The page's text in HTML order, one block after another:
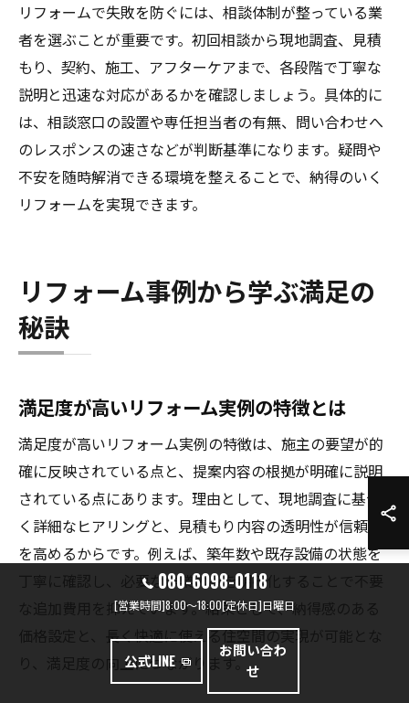
リフォームで失敗を防ぐには、相談体制が整っている業
者を選ぶことが重要です。初回相談から現地調査、見積
もり、契約、施工、アフターケアまで、各段階で丁寧な
説明と迅速な対応があるかを確認しましょう。具体的に
は、相談窓口の設置や専任担当者の有無、問い合わせへ
のレスポンスの速さなどが判断基準になります。疑問や
不安を随時解消できる環境を整えることで、納得のいく
リフォームを実現できます。
リフォーム事例から学ぶ満足の
秘訣
満足度が高いリフォーム実例の特徴とは
満足度が高いリフォーム実例の特徴は、施主の要望が的
確に反映されている点と、提案内容の根拠が明確に説明
されている点にあります。理由として、現地調査に基づ
く詳細なヒアリングと、見積もり内容の透明性が信頼性
を高めるからです。例えば、築年数や既存設備の状態を
丁寧に確認し、必要な作業のみを明確化することで不要
な追加費用を抑えています。結果として、納得感のある
価格設定と、長く快適に使える住空間の実現が可能とな
り、満足度の向上につながります。
080-6098-0118
[営業時間]8:00～18:00[定休日]日曜日
公式LINE
お問い合わ
せ